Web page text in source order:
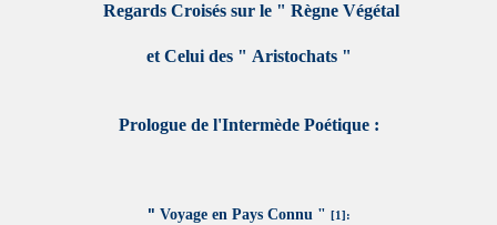
Regards Croisés sur le " Règne Végétal
et Celui des " Aristochats "
Prologue de l'Intermède Poétique :
" Voyage en Pays Connu " [1] :